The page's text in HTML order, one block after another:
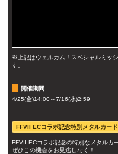
※上記はウェルカム！スペシャルミッ
す。
開催期間
4/25(金)14:00～7/16(水)2:59
FFVII ECコラボ記念特別メタルカード
FFVII ECコラボ記念の特別なメタルカ
ぜひこの機会をお見逃しなく！